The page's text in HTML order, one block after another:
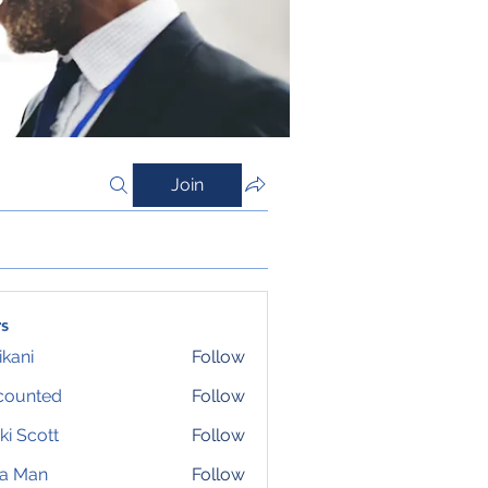
Join
Follow
Follow
Scott
Follow
Man
Follow